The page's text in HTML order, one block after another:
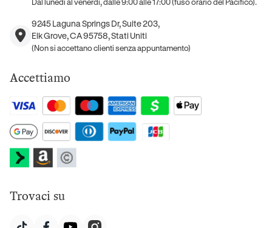
9245 Laguna Springs Dr, Suite 203,
Elk Grove, CA 95758, Stati Uniti
(Non si accettano clienti senza appuntamento)
Accettiamo
Trovaci su